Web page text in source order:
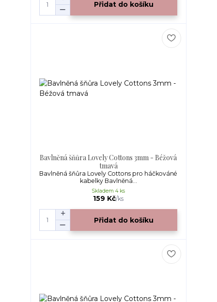
Přidat do košíku
Bavlněná šňůra Lovely Cottons 3mm - Béžová
tmavá
Bavlněná šňůra Lovely Cottons pro háčkováné
kabelky Bavlněná...
159 Kč/ks
Skladem 4 ks
Přidat do košíku